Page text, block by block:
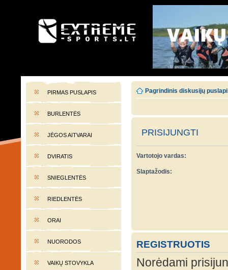
EXTREME-SPORTS.LT
PIRMAS PUSLAPIS
BURLENTĖS
JĖGOS AITVARAI
DVIRATIS
SNIEGLENTĖS
RIEDLENTĖS
ORAI
NUORODOS
VAIKŲ STOVYKLA
Pagrindinis diskusijų
PRISIJUNGTI
Vartotojo vardas:
Slaptažodis:
REGISTRUOTIS
Norėdami